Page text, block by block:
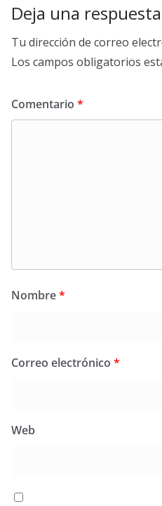
Deja una respuesta
Tu dirección de correo
Los campos obligatorios
Comentario *
Nombre*
Correo electrónico *
Web